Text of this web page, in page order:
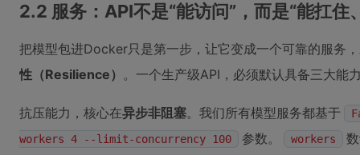
2.2 服务：API不是“能访问”，而是“能扛住
把模型包进Docker只是第一步，让它变成一个可靠的服务
性（Resilience） 。一个生产级API，必须默认具备三大能
抗压能力，核心在异步非阻塞。我们所有模型服务都基于
workers 4 --limit-concurrency 100
参数。 workers